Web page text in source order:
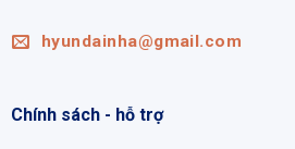
hyundainha@gmail.com
Chính sách - hỗ trợ